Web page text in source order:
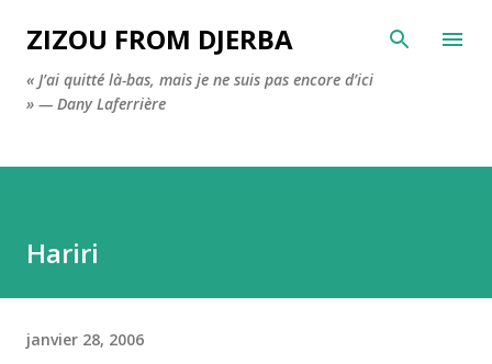
Accéder au contenu principal
ZIZOU FROM DJERBA
« J’ai quitté là-bas, mais je ne suis pas encore d’ici
» — Dany Laferrière
Hariri
janvier 28, 2006